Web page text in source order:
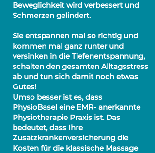
Beweglichkeit wird verbessert und
Schmerzen gelindert.
Sie entspannen mal so richtig und
kommen mal ganz runter und
versinken in die Tiefenentspannung,
schalten den gesamten Alltagsstress
ab und tun sich damit noch etwas
Gutes!
Umso besser ist es, dass
PhysioBasel eine EMR- anerkannte
Physiotherapie Praxis ist. Das
bedeutet, dass Ihre
Zusatzkrankenversicherung die
Kosten für die klassische Massage